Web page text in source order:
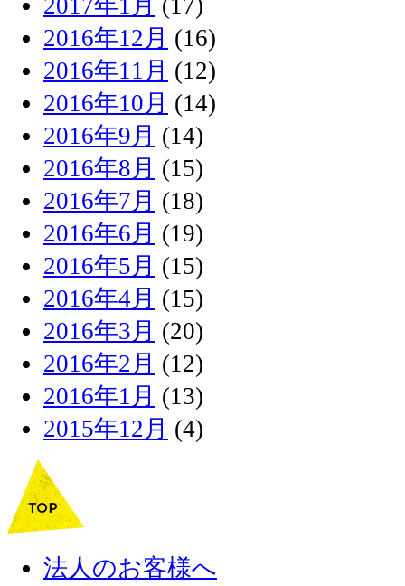
2017年1月 (17)
2016年12月 (16)
2016年11月 (12)
2016年10月 (14)
2016年9月 (14)
2016年8月 (15)
2016年7月 (18)
2016年6月 (19)
2016年5月 (15)
2016年4月 (15)
2016年3月 (20)
2016年2月 (12)
2016年1月 (13)
2015年12月 (4)
法人のお客様へ